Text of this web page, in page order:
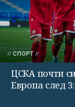
СПОРТ
ЦСКА почти
Европа след